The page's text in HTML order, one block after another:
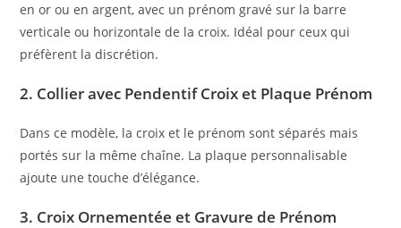
en or ou en argent, avec un prénom gravé sur la barre
verticale ou horizontale de la croix. Idéal pour ceux qui
préfèrent la discrétion.
2. Collier avec Pendentif Croix et Plaque Prénom
Dans ce modèle, la croix et le prénom sont séparés mais
portés sur la même chaîne. La plaque personnalisable
ajoute une touche d’élégance.
3. Croix Ornementée et Gravure de Prénom